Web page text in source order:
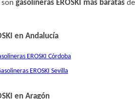
son gasolineras EROSKI más baratas
en Andalucía
EROSKI Córdoba
EROSKI Sevilla
en Aragón